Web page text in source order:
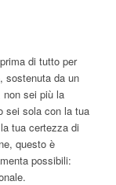
di tutto per
sostenuta da un
sei più la
sei sola con la tua
tua certezza di
questo è
possibili: